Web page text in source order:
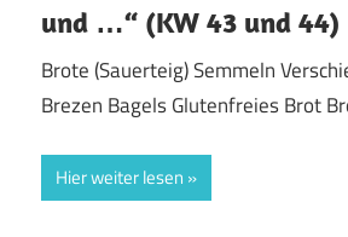
und …“ (KW 43 und 44)
Brote (Sauerteig) Semmeln
Brezen Bagels Glutenfreies Brot
Hier weiter lesen